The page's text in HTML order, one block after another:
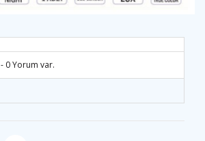
- 0 Yorum var.